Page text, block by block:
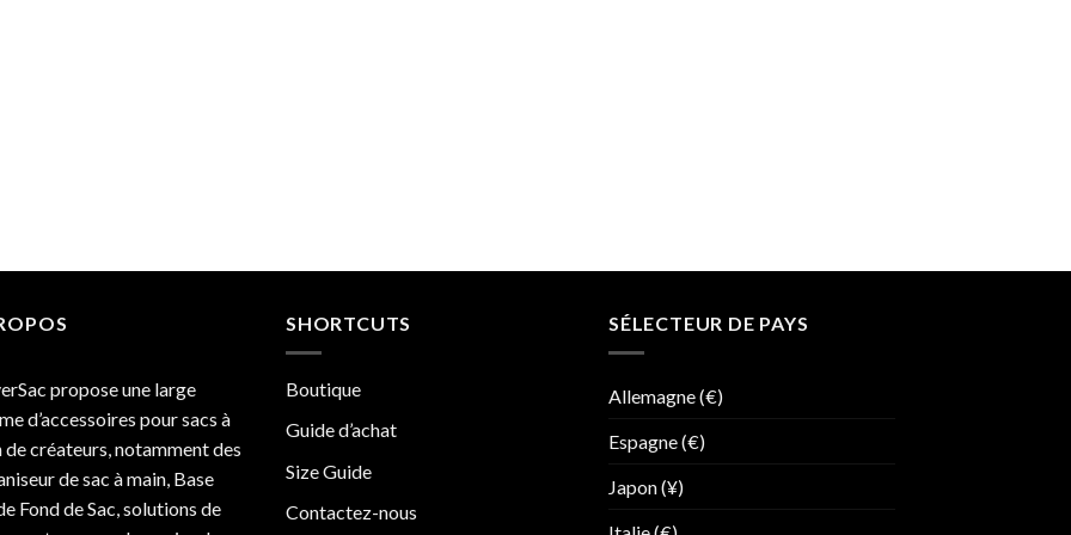
propose une large
d’accessoires pour sacs à
de créateurs, notamment des
de sac à main, Base
Fond de Sac, solutions de
SHORTCUTS
Boutique
Guide d’achat
Size Guide
Contactez-nous
SÉLECTEUR DE PAYS
Allemagne (€)
Espagne (€)
Japon (¥)